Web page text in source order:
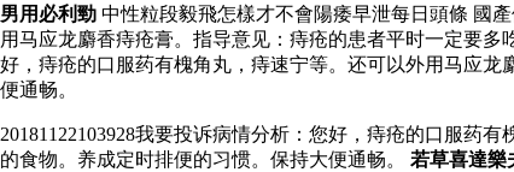
男用必利勁 中性粒段毅飛怎樣才不會陽痿早泄每日頭條 國
用马应龙麝香痔疮膏。指导意见：痔疮的患者平时一定要多
好，痔疮的口服药有槐角丸，痔速宁等。还可以外用马应
便通畅。
20181122103928我要投诉病情分析：您好，痔疮的口服药
的食物。养成定时排便的习惯。保持大便通畅。 若草喜達樂